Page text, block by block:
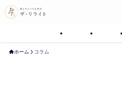
プラン プラン
ホーム コラム